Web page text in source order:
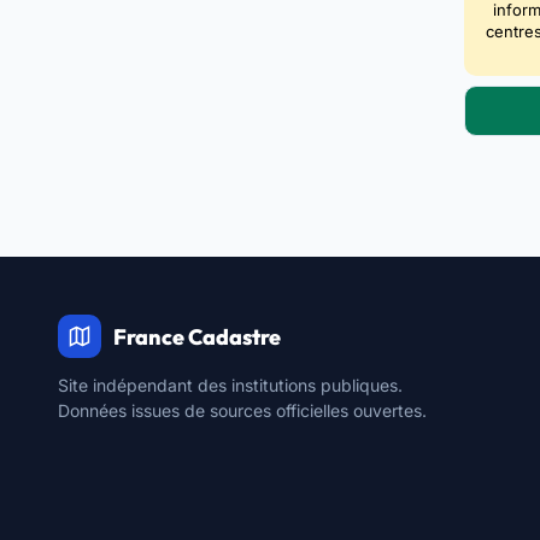
France Cadastre
Site indépendant des institutions publiques.
Données issues de sources officielles ouvertes.